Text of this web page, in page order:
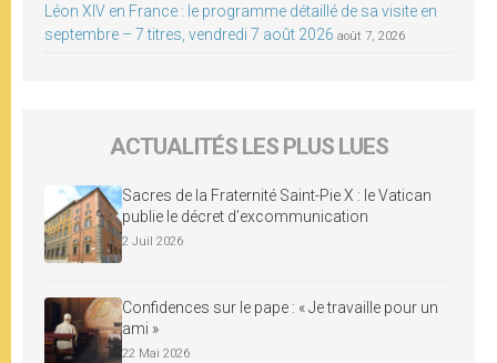
Léon XIV en France : le programme détaillé de sa visite en
septembre – 7 titres, vendredi 7 août 2026 août 7, 2026
ACTUALITÉS LES PLUS LUES
Sacres de la Fraternité Saint-Pie X : le Vatican
publie le décret d’excommunication
2 Juil 2026
Confidences sur le pape : « Je travaille pour un
ami »
22 Mai 2026